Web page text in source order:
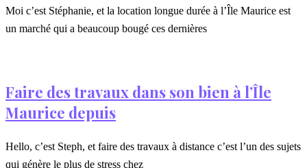
Moi c’est Stéphanie, et la location longue durée à l’Île Maurice est
un marché qui a beaucoup bougé ces dernières
Faire des travaux dans son bien à l’Île
Maurice depuis
Hello, c’est Steph, et faire des travaux à distance c’est l’un des sujets
qui génère le plus de stress chez